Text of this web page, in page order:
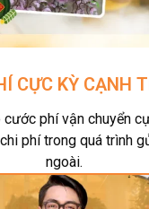
CỰC KỲ CẠNH
phí vận chuyển
phí trong quá trình
ngoài.